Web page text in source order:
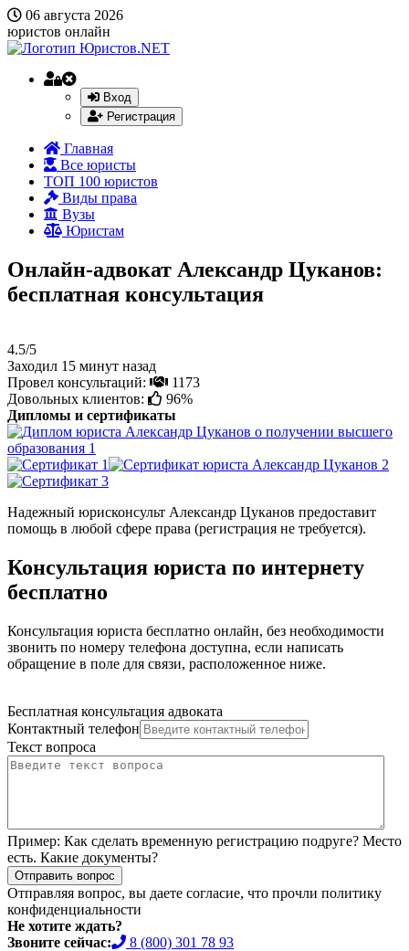
06 августа 2026
юристов онлайн
Вход
Регистрация
Главная
Все юристы
ТОП 100 юристов
Виды права
Вузы
Юристам
Онлайн-адвокат Александр Цуканов:
бесплатная консультация
4.5/5
Заходил 15 минут назад
Провел консультаций:
1173
Довольных клиентов:
96%
Дипломы и сертификаты
Надежный юрисконсульт Александр Цуканов предоставит
помощь в любой сфере права (регистрация не требуется).
Консультация юриста по интернету
бесплатно
Консультация юриста бесплатно онлайн, без необходимости
звонить по номеру телефона доступна, если написать
обращение в поле для связи, расположенное ниже.
Бесплатная консультация адвоката
Контактный телефон
Текст вопроса
Пример: Как сделать временную регистрацию подруге? Место
есть. Какие документы?
Отправить вопрос
Отправляя вопрос, вы даете согласие, что прочли политику
конфиденциальности
Не хотите ждать?
Звоните сейчас:
8 (800) 301 78 93